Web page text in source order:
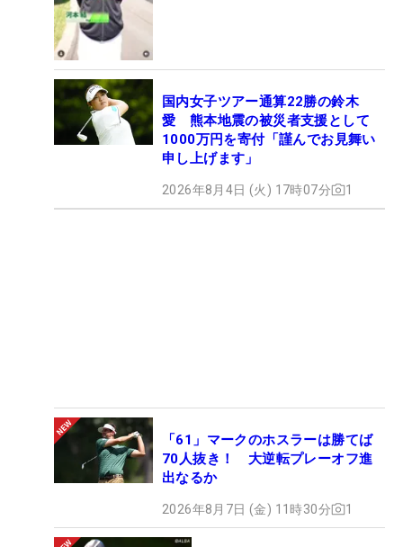
国内女子ツアー通算22勝の鈴木
愛 熊本地震の被災者支援として
1000万円を寄付「謹んでお見舞い
申し上げます」
2026年8月4日 (火) 17時07分 1
「61」マークのホスラーは勝てば
70人抜き！ 大逆転プレーオフ進
出なるか
2026年8月7日 (金) 11時30分 1